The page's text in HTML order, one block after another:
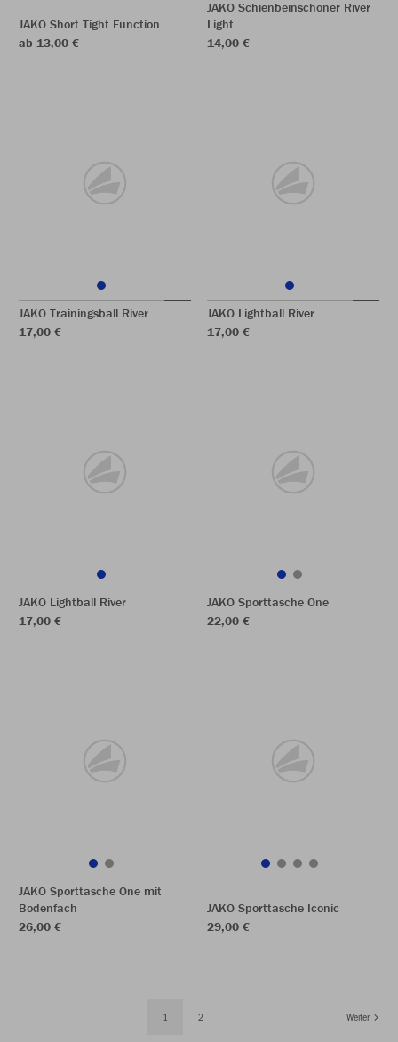
JAKO Short Tight Function
ab 13,00 €
JAKO Schienbeinschoner River
Light
14,00 €
JAKO Trainingsball River
17,00 €
JAKO Lightball River
17,00 €
JAKO Lightball River
17,00 €
JAKO Sporttasche One
22,00 €
JAKO Sporttasche One mit
Bodenfach
26,00 €
JAKO Sporttasche Iconic
29,00 €
1 2 Weiter